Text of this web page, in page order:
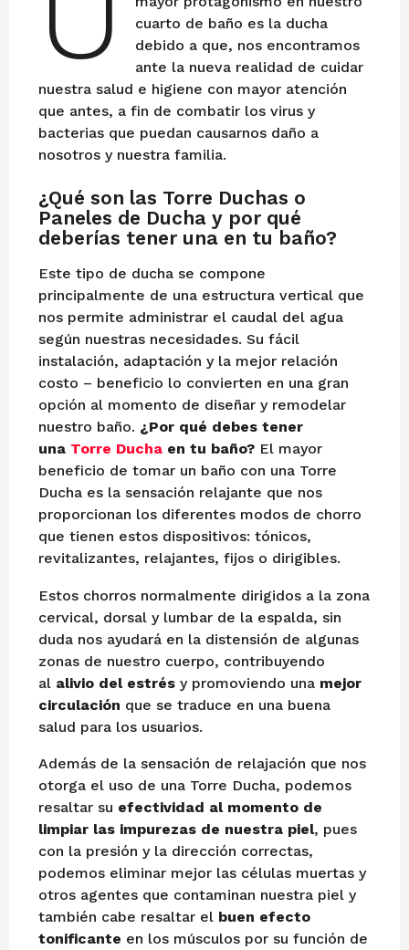
o
d
e
2
2
3
cuarto de baño es la ducha
debido a que, nos encontramos
ante la nueva realidad de cuidar
nuestra salud e higiene con mayor atención
que antes, a fin de combatir los virus y
bacterias que puedan causarnos daño a
nosotros y nuestra familia.
¿Qué son las Torre Duchas o
Paneles de Ducha y por qué
deberías tener una en tu baño?
Este tipo de ducha se compone
principalmente de una estructura vertical que
nos permite administrar el caudal del agua
según nuestras necesidades. Su fácil
instalación, adaptación y la mejor relación
costo – beneficio lo convierten en una gran
opción al momento de diseñar y remodelar
nuestro baño. ¿Por qué debes tener
una Torre Ducha en tu baño? El mayor
beneficio de tomar un baño con una Torre
Ducha es la sensación relajante que nos
proporcionan los diferentes modos de chorro
que tienen estos dispositivos: tónicos,
revitalizantes, relajantes, fijos o dirigibles.
Estos chorros normalmente dirigidos a la zona
cervical, dorsal y lumbar de la espalda, sin
duda nos ayudará en la distensión de algunas
zonas de nuestro cuerpo, contribuyendo
al alivio del estrés y promoviendo una mejor
circulación que se traduce en una buena
salud para los usuarios.
Además de la sensación de relajación que nos
otorga el uso de una Torre Ducha, podemos
resaltar su efectividad al momento de
limpiar las impurezas de nuestra piel, pues
con la presión y la dirección correctas,
podemos eliminar mejor las células muertas y
otros agentes que contaminan nuestra piel y
también cabe resaltar el buen efecto
tonificante en los músculos por su función de